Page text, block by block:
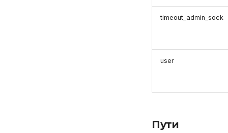
timeout_admin_sock
user
Пути